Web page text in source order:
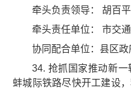
牵头负责领导： 胡百平
牵头责任单位： 市交
协同配合单位：县区政
34. 抢抓国家推动新
蚌城际铁路尽快开工建设